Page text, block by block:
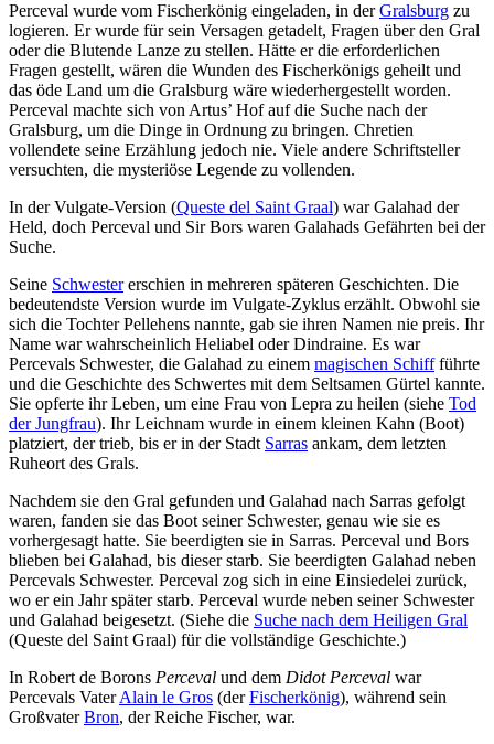
Perceval wurde vom Fischerkönig eingeladen, in derGralsburg zu
logieren. Er wurde für sein Versagen getadelt, Fragen über den Gral
oder die Blutende Lanze zu stellen. Hätte er die erforderlichen
Fragen gestellt, wären die Wunden des Fischerkönigs geheilt und
das öde Land um die Gralsburg wäre wiederhergestellt worden.
Perceval machte sich von Artus’ Hof auf die Suche nach der
Gralsburg, um die Dinge in Ordnung zu bringen. Chretien
vollendete seine Erzählung jedoch nie. Viele andere Schriftsteller
versuchten, die mysteriöse Legende zu vollenden.
In der Vulgate-Version (Queste del Saint Graal) war Galahad der
Held, doch Perceval und Sir Bors waren Galahads Gefährten bei der
Suche.
Seine Schwestererschien in mehreren späteren Geschichten. Die
bedeutendste Version wurde im Vulgate-Zyklus erzählt. Obwohl sie
sich die Tochter Pellehens nannte, gab sie ihren Namen nie preis. Ihr
Name war wahrscheinlich Heliabel oder Dindraine. Es war
Percevals Schwester, die Galahad zu einem magischen Schiffführte
und die Geschichte des Schwertes mit dem Seltsamen Gürtel kannte.
Sie opferte ihr Leben, um eine Frau von Lepra zu heilen (siehe Tod
der Jungfrau). Ihr Leichnam wurde in einem kleinen Kahn (Boot)
platziert, der trieb, bis er in der Stadt Sarras ankam, dem letzten
Ruheort des Grals.
Nachdem sie den Gral gefunden und Galahad nach Sarras gefolgt
waren, fanden sie das Boot seiner Schwester, genau wie sie es
vorhergesagt hatte. Sie beerdigten sie in Sarras. Perceval und Bors
blieben bei Galahad, bis dieser starb. Sie beerdigten Galahad neben
Percevals Schwester. Perceval zog sich in eine Einsiedelei zurück,
wo er ein Jahr später starb. Perceval wurde neben seiner Schwester
und Galahad beigesetzt. (Siehe die Suche nach dem Heiligen Gral
(Queste del Saint Graal) für die vollständige Geschichte.)
In Robert de Borons Perceval und dem Didot Perceval war
Percevals VaterAlain le Gros (derFischerkönig), während sein
GroßvaterBron, der Reiche Fischer, war.